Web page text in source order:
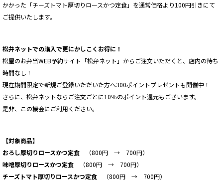
かかった「チーズトマト厚切りロースかつ定食」を通常価格より100円引きにて
ご提供いたします。
松弁ネットでの購入で更にかしこくお得に！
松屋のお弁当WEB予約サイト「松弁ネット」からご注文いただくと、店内の待ち
時間なし！
現在期間限定で新規ご登録いただいた方へ300ポイントプレゼントも開催中！
さらに、松弁ネットならご注文ごとに10％のポイント還元もございます。
是非、この機会にご利用ください。
【対象商品】
おろし厚切りロースかつ定食 （800円 → 700円）
味噌厚切りロースかつ定食 （800円 → 700円）
チーズトマト厚切りロースかつ定食 （800円 → 700円）